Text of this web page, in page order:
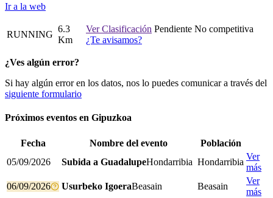
Ir a la web
RUNNING
6.3
Km
Ver Clasificación Pendiente No competitiva
¿Te avisamos?
¿Ves algún error?
Si hay algún error en los datos, nos lo puedes comunicar a través del
siguiente formulario
Próximos eventos en Gipuzkoa
Fecha Nombre del evento
Población
05/09/2026
Subida a GuadalupeHondarribia Hondarribia
Ver
más
06/09/2026
Usurbeko IgoeraBeasain Beasain
Ver
más